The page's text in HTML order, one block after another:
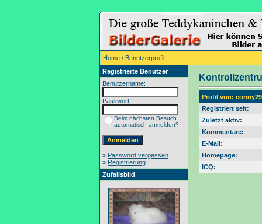
Home / Benutzerprofil
Registrierte Benutzer
Benutzername:
Passwort:
Beim nächsten Besuch
automatisch anmelden?
» Password vergessen
» Registrierung
Zufallsbild
Profil von: conny29
Registriert seit:
Zuletzt aktiv:
Kommentare:
E-Mail:
Homepage:
ICQ: